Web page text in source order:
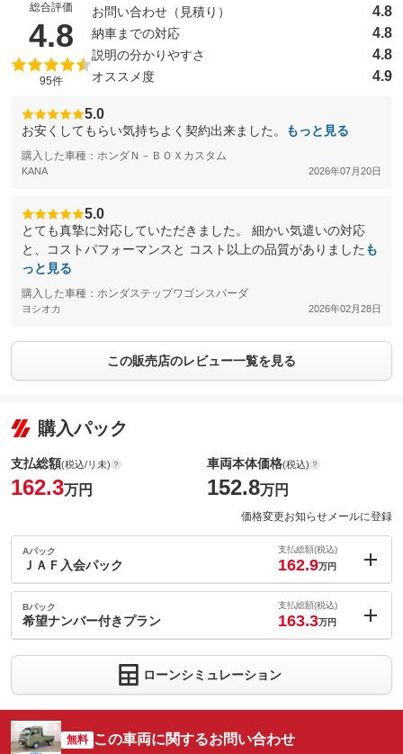
総合評価
4.8 （5点満点中）
95件
お問い合わせ（見積り） 4.8
納車までの対応 4.8
説明の分かりやすさ 4.8
オススメ度 4.9
5.0
お安くしてもらい気持ちよく契約出来ました。 もっと見る
購入した車種：ホンダＮ－ＢＯＸカスタム
KANA 2026年07月20日
5.0
とても真摯に対応していただきました。 細かい気遣いの対応
と、コストパフォーマンスと コスト以上の品質がありました も
っと見る
購入した車種：ホンダステップワゴンスパーダ
ヨシオカ 2026年02月28日
この販売店のレビュー一覧を見る
購入パック
支払総額(税込/リ未)
162.3万円
車両本体価格(税込)
152.8万円
価格変更お知らせメールに登録
Aパック
ＪＡＦ入会パック
支払総額(税込)
162.9万円
内：オプシ
ョン価格
(税込)
車両本体価
パック内容
Bパック
希望ナンバー付きプラン
支払総額(税込)
163.3万円
1
車両本体価
格
ローンシミュレーション
無料 この車両に関するお問い合わせ